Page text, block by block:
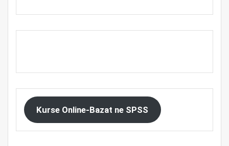
Kurse Online-Bazat ne SPSS